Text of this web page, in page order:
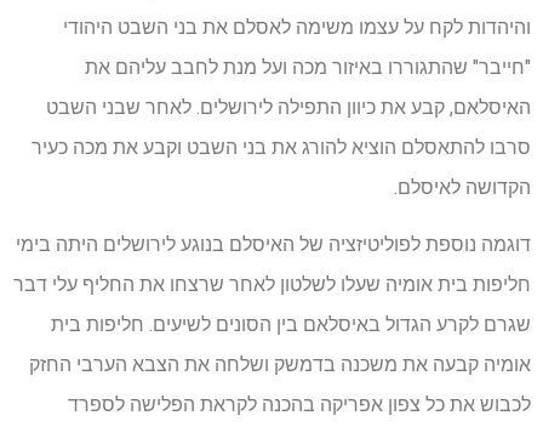
והיהדות לקח על עצמו משימה לאסלם את בני השבט היהודי
"חייבר" שהתגוררו באיזור מכה ועל מנת לחבב עליהם את
האיסלאם, קבע את כיוון התפילה לירושלים. לאחר שבני השבט
סרבו להתאסלם הוציא להורג את בני השבט וקבע את מכה כעיר
הקדושה לאיסלם.
דוגמה נוספת לפוליטיזציה של האיסלם בנוגע לירושלים היתה בימי
חליפות בית אומיה שעלו לשלטון לאחר שרצחו את החליף עלי דבר
שגרם לקרע הגדול באיסלאם בין הסונים לשיעים. חליפות בית
אומיה קבעה את משכנה בדמשק ושלחה את הצבא הערבי החזק
לכבוש את כל צפון אפריקה בהכנה לקראת הפלישה לספרד